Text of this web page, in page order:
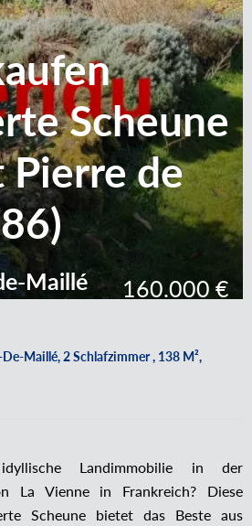
Scheune
Pierre de
Maillé 160.000 €
Maillé, 2 Schlafzimmer , 138 M²,
Landimmobilie in der
La Vienne in Frankreich? Diese
Scheune bietet das Beste aus